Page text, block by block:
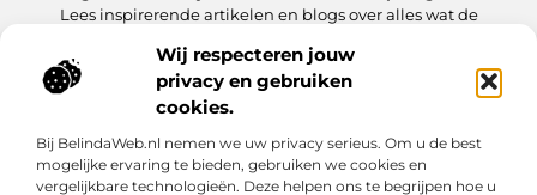
Wij respecteren jouw
privacy en gebruiken
cookies.
Bij BelindaWeb.nl nemen we uw privacy serieus. Om u de best
mogelijke ervaring te bieden, gebruiken we cookies en
vergelijkbare technologieën. Deze helpen ons te begrijpen hoe u
Lees inspirerende artikelen en blogs over alles wat de
Bericht categorie
Onze informatie